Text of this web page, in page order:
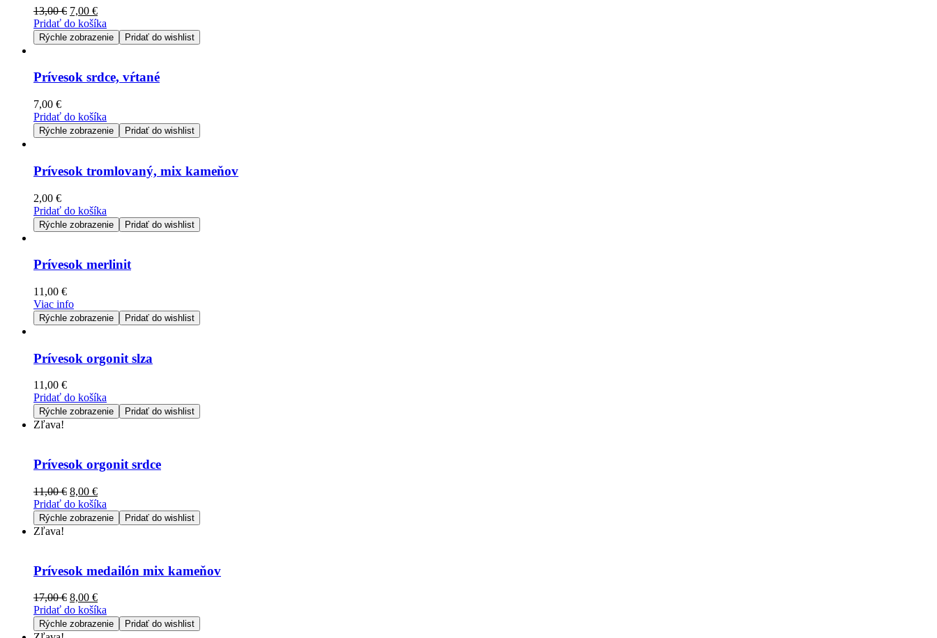
13,00€ 7,00 €
Pridať do košíka
Rýchle zobrazenie Pridať do wishlist
Prívesok srdce, vŕtané
7,00 €
Pridať do košíka
Rýchle zobrazenie Pridať do wishlist
Prívesok tromlovaný, mix kameňov
2,00 €
Pridať do košíka
Rýchle zobrazenie Pridať do wishlist
Prívesok merlinit
11,00 €
Viac info
Rýchle zobrazenie Pridať do wishlist
Prívesok orgonit slza
11,00 €
Pridať do košíka
Rýchle zobrazenie Pridať do wishlist
Zľava!
Prívesok orgonit srdce
11,00€ 8,00 €
Pridať do košíka
Rýchle zobrazenie Pridať do wishlist
Zľava!
Prívesok medailón mix kameňov
17,00€ 8,00 €
Pridať do košíka
Rýchle zobrazenie Pridať do wishlist